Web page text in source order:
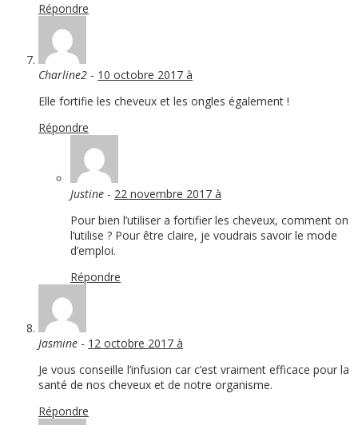
Répondre
Charline2 - 10 octobre 2017 à
Elle fortifie les cheveux et les ongles également !
Répondre
Justine - 22 novembre 2017 à
Pour bien l’utiliser a fortifier les cheveux, comment on
l’utilise ? Pour être claire, je voudrais savoir le mode
d’emploi.
Répondre
Jasmine - 12 octobre 2017 à
Je vous conseille l’infusion car c’est vraiment efficace pour la
santé de nos cheveux et de notre organisme.
Répondre